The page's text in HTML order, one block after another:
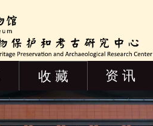
收 藏 资 讯